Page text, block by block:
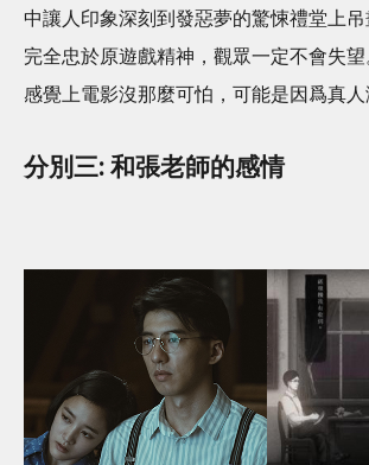
中讓人印象深刻到發惡夢的驚悚禮堂上吊
完全忠於原遊戲精神，觀眾一定不會失
感覺上電影沒那麼可怕，可能是因爲真人
分別三: 和張老師的感情